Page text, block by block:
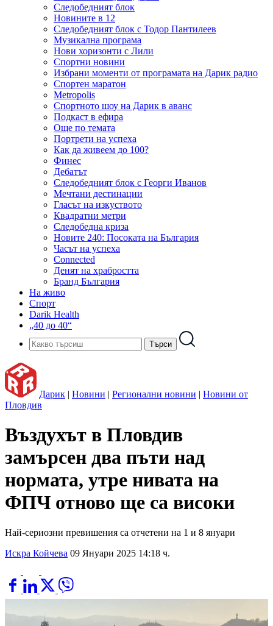
Следобедният блок
Новините в 12
Следобедният блок с Тодор Пантилеев
Музикална програма
Нови хоризонти с Лили
Спортни новини
Избрани моменти от програмата на Дарик радио
Спортен маратон
Metropolis
Спортното шоу на Дарик в аванс
Подкаст в ефира
Още по темата
Портрети на успеха
Как да живеем до 100?
Финес
Дебатът
Следобедният блок с Георги Иванов
Мечтани дестинации
Гласът на изкуството
Квадратни метри
Следобедна криза
Новите 240: Посоката на България
Часът на успеха
Connected
Денят на храбростта
Бранд България
На живо
Спорт
Darik Health
„40 до 40“
Дарик | Новини | Регионални новини | Новини от
Пловдив
Въздухът в Пловдив
замърсен два пъти над
нормата, утре нивата на
ФПЧ отново ще са високи
Най-сериозни превишения са отчетени на 1 и 8 януари
Искра Койчева 09 Януари 2025 14:18 ч.